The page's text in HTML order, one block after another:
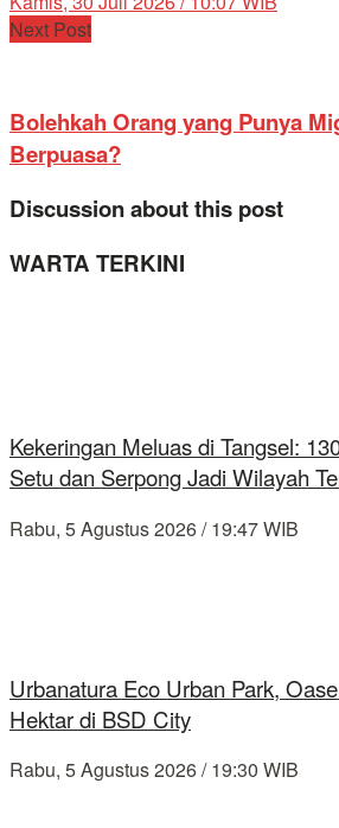
Next Post
Bolehkah Orang yang Punya
Berpuasa?
Discussion about this post
WARTA TERKINI
Kekeringan Meluas di Tangsel:
Setu dan Serpong Jadi Wilayah
Rabu, 5 Agustus 2026 / 19:47 WIB
Urbanatura Eco Urban Park,
Hektar di BSD City
Rabu, 5 Agustus 2026 / 19:30 WIB